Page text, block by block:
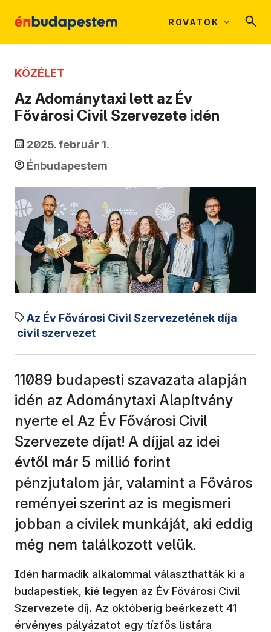
ROVATOK
KÖZÉLET
Az Adománytaxi lett az Év
Fővárosi Civil Szervezete idén
2025. február 1.
Énbudapestem
Az Év Fővárosi Civil Szervezetének díja
civil szervezet
11089 budapesti szavazata alapján
idén az Adománytaxi Alapítvány
nyerte el Az Év Fővárosi Civil
Szervezete díjat! A díjjal az idei
évtől már 5 millió forint
pénzjutalom jár, valamint a Főváros
reményei szerint az is megismeri
jobban a civilek munkáját, aki eddig
még nem találkozott velük.
Idén harmadik alkalommal választhatták ki a
budapestiek, kié legyen az Év Fővárosi Civil
Szervezete díj. Az októberig beérkezett 41
érvényes pályázatot egy tízfős listára